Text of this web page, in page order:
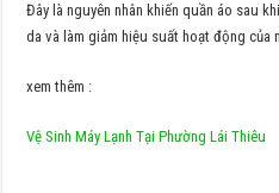
Đây là nguyên nhân khiến quần áo sau
da và làm giảm hiệu suất hoạt động của
xem thêm :
Vệ Sinh Máy Lạnh Tại Phường Lái Thiêu